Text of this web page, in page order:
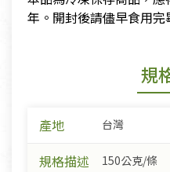
年。開封後請儘早食用完
規
產地 台灣
規格描述 150公克/條